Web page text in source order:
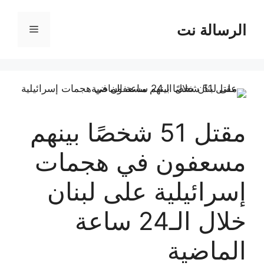
المحتوىالرسالة نت القائمة
مقتل 51 شخصًا بينهم
مسعفون في هجمات
إسرائيلية على لبنان
خلال الـ24 ساعة
الماضية